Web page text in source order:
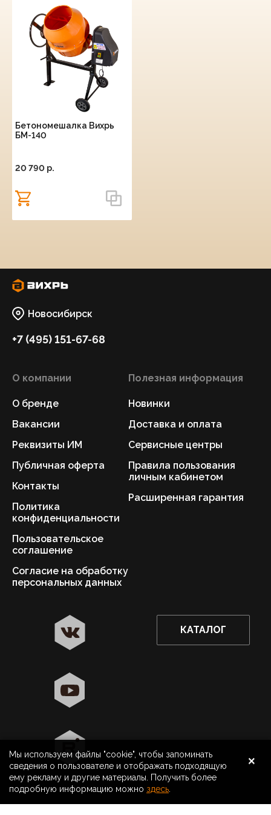
8 800 500 40 40 Новосибирск
Да
Поиск
Бетономешалка Вихрь
БМ-140
20 790 p.
Новосибирск
+7 (495) 151-67-68
О компании
О бренде
Вакансии
Реквизиты ИМ
Публичная оферта
Контакты
Политика
конфиденциальности
Пользовательское
соглашение
Согласие на обработку
персональных данных
Полезная информация
Новинки
Доставка и оплата
Сервисные центры
Правила пользования
личным кабинетом
Расширенная гарантия
КАТАЛОГ
Мы используем файлы "cookie", чтобы запоминать
сведения о пользователе и отображать подходящую
ему рекламу и другие материалы. Получить более
подробную информацию можно здесь
×